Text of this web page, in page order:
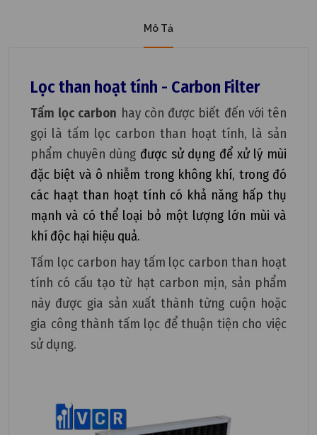
Mô Tả
Lọc than hoạt tính - Carbon Filter
Tấm lọc carbon hay còn được biết đến với tên
gọi là tấm lọc carbon than hoạt tính, là sản
phẩm chuyên dùng được sử dụng để xử lý mùi
đặc biệt và ô nhiễm trong không khí, trong đó
các haạt than hoạt tính có khả năng hấp thụ
mạnh và có thể loại bỏ một lượng lớn mùi và
khí độc hại hiệu quả.
Tấm lọc carbon hay tấm lọc carbon than hoạt
tính có cấu tạo từ hạt carbon mịn, sản phẩm
này được gia sản xuất thành từng cuộn hoặc
gia công thành tấm lọc để thuận tiện cho việc
sử dụng.